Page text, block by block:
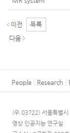
People Research
(우.03722) 서울특별시
영상 인공지능 연구실